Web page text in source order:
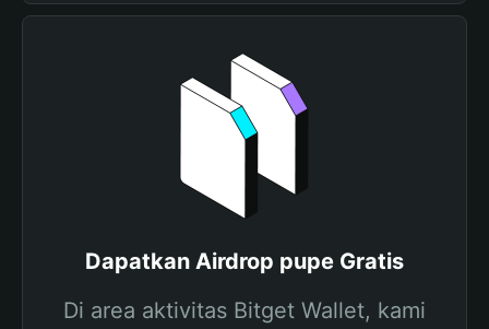
Dapatkan Airdrop pupe Gratis
Di area aktivitas Bitget Wallet, kami